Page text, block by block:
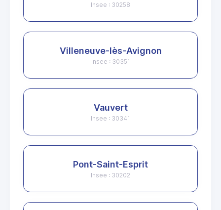
Insee : 30258
Villeneuve-lès-Avignon
Insee : 30351
Vauvert
Insee : 30341
Pont-Saint-Esprit
Insee : 30202